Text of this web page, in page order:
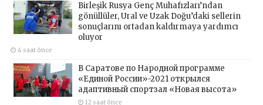
Birleşik Rusya Genç Muhafızları’ndan
gönüllüler, Ural ve Uzak Doğu’daki sellerin
sonuçlarını ortadan kaldırmaya yardımcı
oluyor
4 saat önce
В Саратове по Народной программе
«Единой России»-2021 открылся
адаптивный спортзал «Новая высота»
12 saat önce